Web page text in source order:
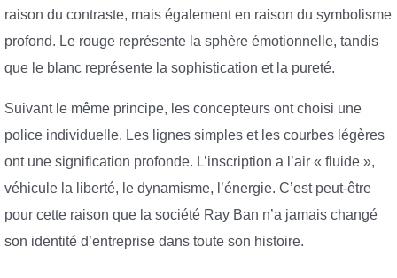
raison du contraste, mais également en raison du symbolisme
profond. Le rouge représente la sphère émotionnelle, tandis
que le blanc représente la sophistication et la pureté.
Suivant le même principe, les concepteurs ont choisi une
police individuelle. Les lignes simples et les courbes légères
ont une signification profonde. L’inscription a l’air « fluide »,
véhicule la liberté, le dynamisme, l’énergie. C’est peut-être
pour cette raison que la société Ray Ban n’a jamais changé
son identité d’entreprise dans toute son histoire.